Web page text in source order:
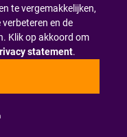
te vergemakkelijken,
en de
Klik op akkoord om
statement.